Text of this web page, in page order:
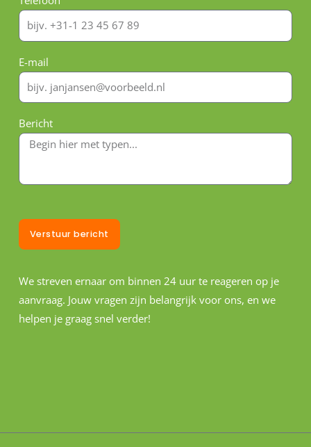
E-mail
Bericht
Verstuur bericht
We streven ernaar om binnen 24 uur te reageren op je
aanvraag. Jouw vragen zijn belangrijk voor ons, en we
helpen je graag snel verder!